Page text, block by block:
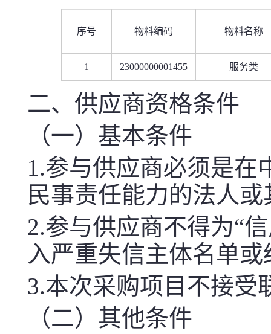
序号 物料编码 物料名称
1 23000000001455 服务类
二、供应商资格条件
（一）基本条件
1.参与供应商必须是在
民事责任能力的法人
2.参与供应商不得为“
入严重失信主体名单
3.本次采购项目不接受
（二）其他条件